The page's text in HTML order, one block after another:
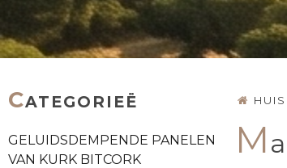
CATEGORIEË
GELUIDSDEMPENDE PANELEN
VAN KURK BITCORK
HUIS
M